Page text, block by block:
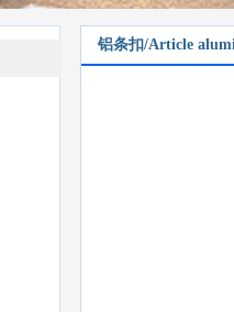
铝条扣/Article